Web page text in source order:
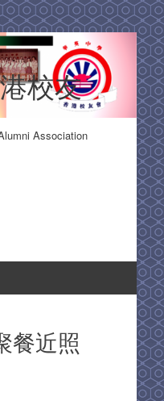
校友
Association
餐近照